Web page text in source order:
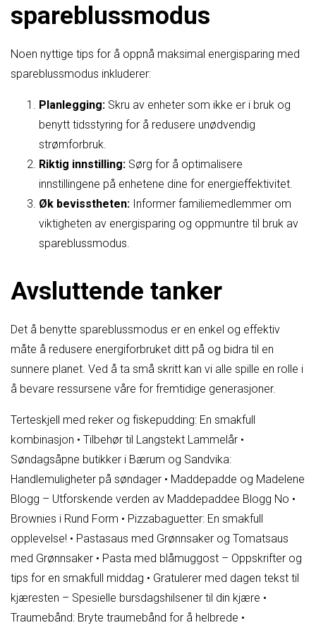
spareblussmodus
Noen nyttige tips for å oppnå maksimal energisparing med
spareblussmodus inkluderer:
Planlegging: Skru av enheter som ikke er i bruk og
benytt tidsstyring for å redusere unødvendig
strømforbruk.
Riktig innstilling: Sørg for å optimalisere
innstillingene på enhetene dine for energieffektivitet.
Øk bevisstheten: Informer familiemedlemmer om
viktigheten av energisparing og oppmuntre til bruk av
spareblussmodus.
Avsluttende tanker
Det å benytte spareblussmodus er en enkel og effektiv
måte å redusere energiforbruket ditt på og bidra til en
sunnere planet. Ved å ta små skritt kan vi alle spille en rolle i
å bevare ressursene våre for fremtidige generasjoner.
Terteskjell med reker og fiskepudding: En smakfull
kombinasjon • Tilbehør til Langstekt Lammelår •
Søndagsåpne butikker i Bærum og Sandvika:
Handlemuligheter på søndager • Maddepadde og Madelene
Blogg – Utforskende verden av Maddepaddee Blogg No •
Brownies i Rund Form • Pizzabaguetter: En smakfull
opplevelse! • Pastasaus med Grønnsaker og Tomatsaus
med Grønnsaker • Pasta med blåmuggost – Oppskrifter og
tips for en smakfull middag • Gratulerer med dagen tekst til
kjæresten – Spesielle bursdagshilsener til din kjære •
Traumebånd: Bryte traumebånd for å helbrede •